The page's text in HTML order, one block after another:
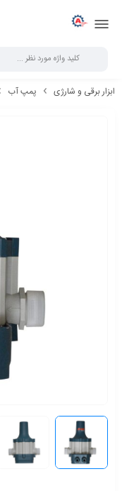
ابزار برقی و شارژی پمپ آب